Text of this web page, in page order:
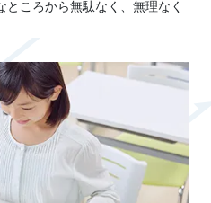
ころから無駄なく、無理なく